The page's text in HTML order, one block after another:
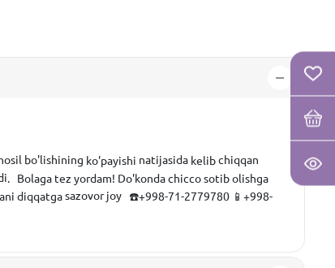
bo'lishining ko'payishi natijasida kelibchiqqan
. Bolaga tez yordam! Do'kondachiccosotibolishga
diqqatgasazovor joy ☎️+998-71-2779780 📱+998-